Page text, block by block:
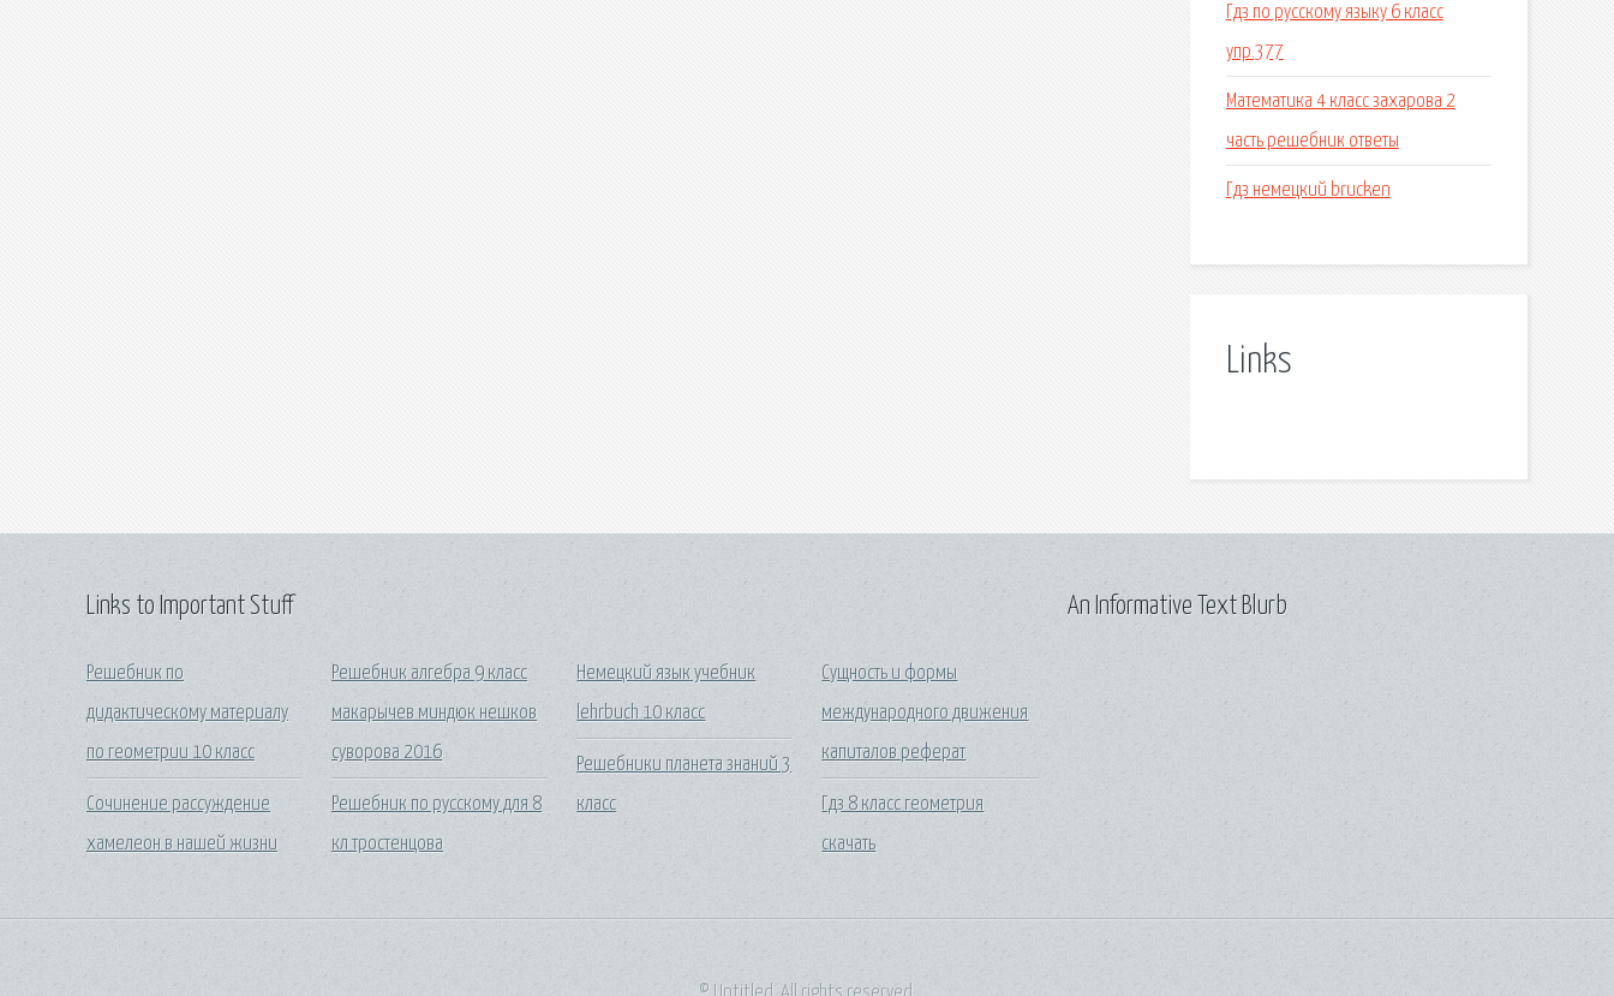
Гдз по русскому языку 6 класс
упр.377
Математика 4 класс захарова 2
часть решебник ответы
Гдз немецкий brucken
Links
Links to Important Stuff
Решебник по
дидактическому материалу
по геометрии 10 класс
Сочинение рассуждение
хамелеон в нашей жизни
Решебник алгебра 9 класс
макарычев миндюк нешков
суворова 2016
Решебник по русскому для 8
кл тростенцова
Немецкий язык учебник
lehrbuch 10 класс
Решебники планета знаний 3
класс
Сущность и формы
международного движения
капиталов реферат
Гдз 8 класс геометрия
скачать
An Informative Text Blurb